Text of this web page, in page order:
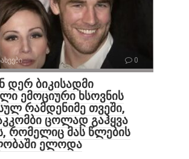
0
დერ ბიკისადმი
ემოციური ხსოვნის
რამდენიმე თვეში,
ცოლად გაჰყვა
რომელიც მას წლების
ელოდა